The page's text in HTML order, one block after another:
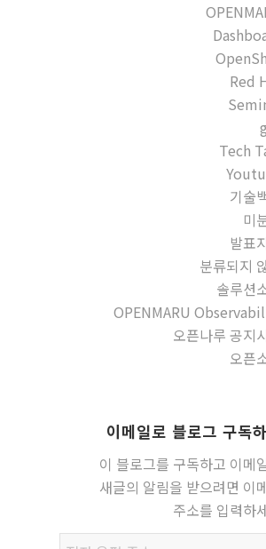
Red
Tech
기술
미
발표
분류되지
솔루션
OPENMARU
오픈나루 공지
오픈
이메일로 블로그 구독
이 블로그를 구독하고 이메
새글의 알림을 받으려면 이
주소를 입력하